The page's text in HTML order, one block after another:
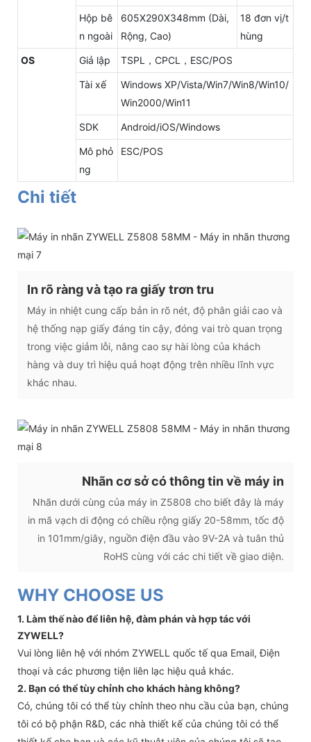
Hộp bê
n ngoài
605X290X348mm (Dài,
Rộng, Cao)
18 đơn vị/t
hùng
OS Giả lập TSPL，CPCL，ESC/POS
Tài xế
Windows XP/Vista/Win7/Win8/Win10/
Win2000/Win11
SDK Android/iOS/Windows
Mô phỏ
ng
ESC/POS
Chi tiết
In rõ ràng và tạo ra giấy trơn tru
Máy in nhiệt cung cấp bản in rõ nét, độ phân giải cao và
hệ thống nạp giấy đáng tin cậy, đóng vai trò quan trọng
trong việc giảm lỗi, nâng cao sự hài lòng của khách
hàng và duy trì hiệu quả hoạt động trên nhiều lĩnh vực
khác nhau.
Nhãn cơ sở có thông tin về máy in
Nhãn dưới cùng của máy in Z5808 cho biết đây là máy
in mã vạch di động có chiều rộng giấy 20-58mm, tốc độ
in 101mm/giây, nguồn điện đầu vào 9V-2A và tuân thủ
RoHS cùng với các chi tiết về giao diện.
WHY CHOOSE US
1. Làm thế nào để liên hệ, đàm phán và hợp tác với
ZYWELL?
Vui lòng liên hệ với nhóm ZYWELL quốc tế qua Email, Điện
thoại và các phương tiện liên lạc hiệu quả khác.
2. Bạn có thể tùy chỉnh cho khách hàng không?
Có, chúng tôi có thể tùy chỉnh theo nhu cầu của bạn, chúng
tôi có bộ phận R&D, các nhà thiết kế của chúng tôi có thể